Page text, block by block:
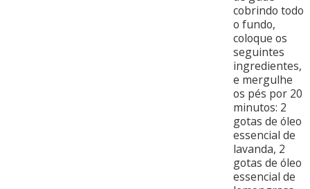
cobrindo todo
o fundo,
coloque os
seguintes
ingredientes,
e mergulhe
os pés por 20
minutos: 2
gotas de óleo
essencial de
lavanda, 2
gotas de óleo
essencial de